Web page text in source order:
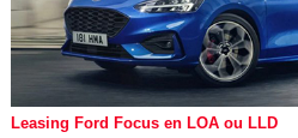
Leasing Ford Focus en LOA ou LLD